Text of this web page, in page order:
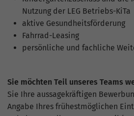
Nutzung der LEG Betriebs-KiTa
aktive Gesundheitsförderung
Fahrrad-Leasing
persönliche und fachliche
Sie möchten Teil unseres Teams
Sie Ihre aussagekräftigen
Angabe Ihres frühestmöglichen